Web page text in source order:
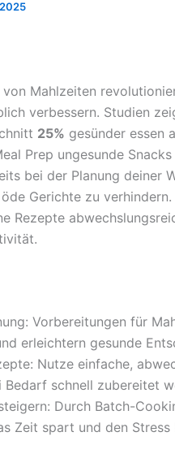
Mahlzeiten
verbessern. Studien
25% gesünder essen
Prep ungesunde
bei der Planung deiner
Gerichte zu
Rezepte
Vorbereitungen für
erleichtern gesunde
Nutze einfache,
Bedarf schnell zubereitet
Durch Batch-
Zeit spart und den